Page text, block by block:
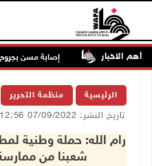
أهم الاخبار إصابة مسن بجروح
الرئيسية منظمة التحرير
تاريخ النشر: 07/09/2022 12:56 م
رام الله: حملة وطنية
شعبنا من